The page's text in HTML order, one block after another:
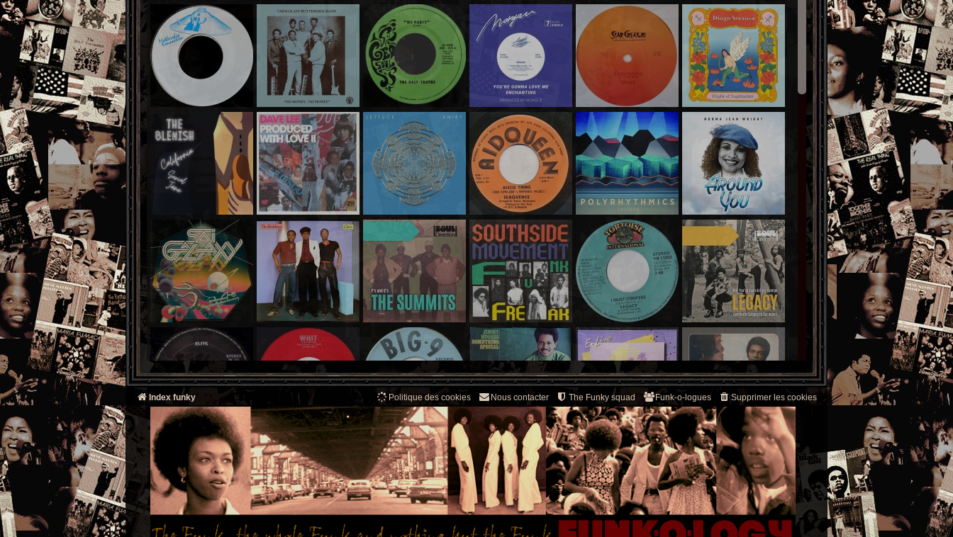
Index funky Supprimer les cookies
Funk-o-logues
The Funky squad
Nous contacter
Politique des cookies